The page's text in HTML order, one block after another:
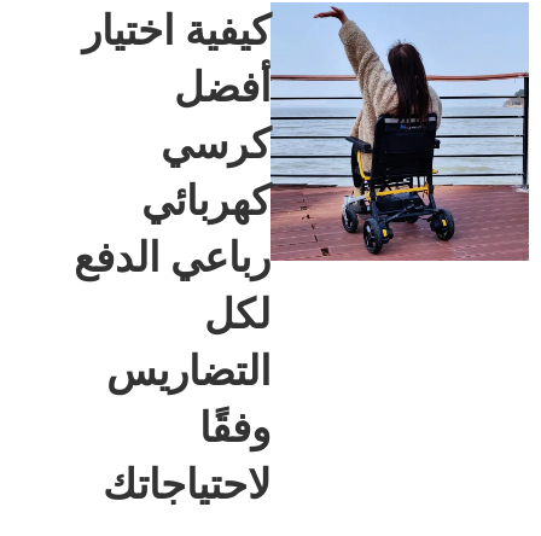
كيفية اختيار
أفضل
كرسي
كهربائي
رباعي الدفع
لكل
التضاريس
وفقًا
لاحتياجاتك